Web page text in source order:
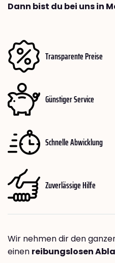
Dann bist du bei uns in
Transparente Preise
Günstiger Service
Schnelle Abwicklung
Zuverlässige Hilfe
Wir nehmen dir den
einen reibungslosen